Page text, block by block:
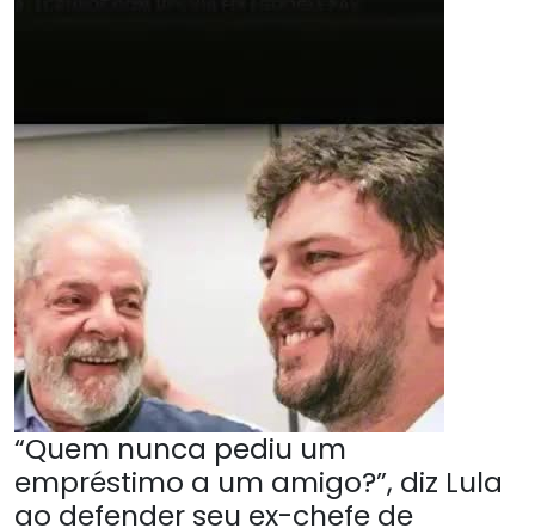
“Quem nunca pediu um
empréstimo a um amigo?”, diz Lula
ao defender seu ex-chefe de